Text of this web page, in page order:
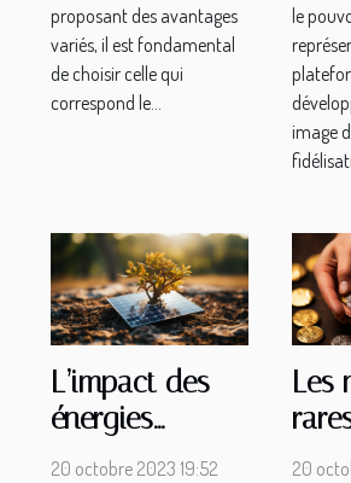
proposant des avantages
variés, il est fondamental
de choisir celle qui
correspond le...
le
image
L’impact des
énergies
renouvelables
20 octobre 2023 19:52
Les
20